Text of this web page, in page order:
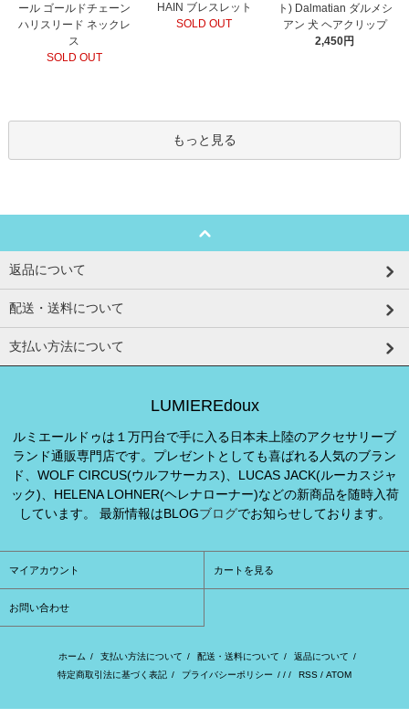
ール ゴールドチェーン
ハリスリード ネックレ
ス
SOLD OUT
HAIN ブレスレット
SOLD OUT
ト) Dalmatian ダルメシ
アン 犬 ヘアクリップ
2,450円
もっと見る
返品について
配送・送料について
支払い方法について
LUMIEREdoux
ルミエールドゥは１万円台で手に入る日本未上陸のアクセサリーブ
ランド通販専門店です。プレゼントとしても喜ばれる人気のブラン
ド、WOLF CIRCUS(ウルフサーカス)、LUCAS JACK(ルーカスジャ
ック)、HELENA LOHNER(ヘレナローナー)などの新商品を随時入荷
しています。 最新情報はBLOGブログでお知らせしております。
マイアカウント カートを見る
お問い合わせ
ホーム / 支払い方法について / 配送・送料について / 返品について /
特定商取引法に基づく表記 / プライバシーポリシー / / / RSS / ATOM